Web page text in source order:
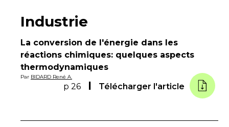
Industrie
La conversion de l'énergie dans les
réactions chimiques: quelques aspects
thermodynamiques
Par BIDARD René A.
p 26 Télécharger l'article